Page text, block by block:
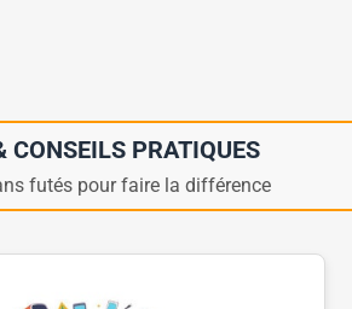
CONSEILS PRATIQUES
futés pour faire la différence